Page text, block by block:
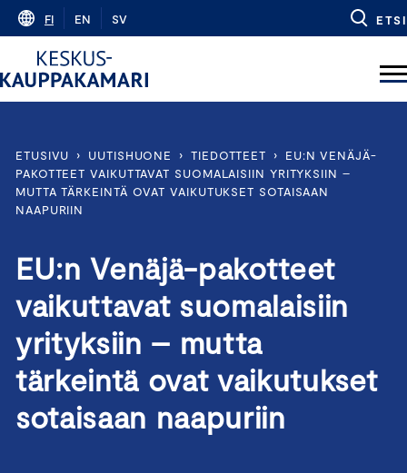
Skip
content
FI EN SV ETSI
ETUSIVU › UUTISHUONE › TIEDOTTEET ›
EU:N VENÄJÄ-
PAKOTTEET VAIKUTTAVAT SUOMALAISIIN YRITYKSIIN –
MUTTA TÄRKEINTÄ OVAT VAIKUTUKSET SOTAISAAN
NAAPURIIN
EU:n Venäjä-pakotteet
vaikuttavat suomalaisiin
yrityksiin – mutta
tärkeintä ovat vaikutukset
sotaisaan naapuriin